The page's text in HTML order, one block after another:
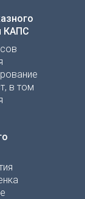
КАПС
в том